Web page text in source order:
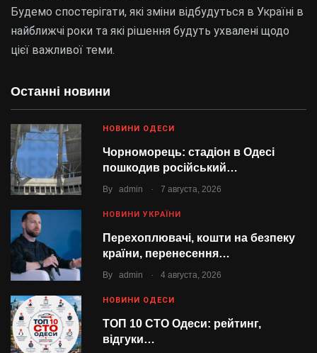
Останні новини
НОВИНИ ОДЕСИ
Чорноморець: стадіон в Одесі
пошкодив російський…
By admin . 7 августа, 2026
НОВИНИ УКРАЇНИ
Перехоплювачі, кошти на безпеку
країни, перенесення…
By admin . 4 августа, 2026
НОВИНИ ОДЕСИ
ТОП 10 СТО Одеси: рейтинг,
відгуки…
Будемо спостерігати, які зміни відбудуться в Україні в
найближчі роки та які рішення будуть ухвалені щодо
цієї важливої теми.